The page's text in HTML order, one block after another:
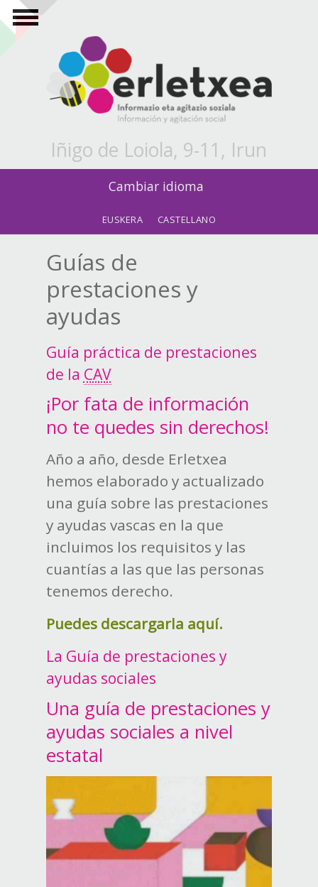
Pasar al contenido principal
Iñigo de Loiola, 9-11, Irun
Cambiar idioma
EUSKERA CASTELLANO
Guías de
prestaciones y
ayudas
Guía práctica de prestaciones
de la CAV
¡Por fata de información
no te quedes sin derechos!
Año a año, desde Erletxea
hemos elaborado y actualizado
una guía sobre las prestaciones
y ayudas vascas en la que
incluimos los requisitos y las
cuantías a las que las personas
tenemos derecho.
Puedes descargarla aquí.
La Guía de prestaciones y
ayudas sociales
Una guía de prestaciones y
ayudas sociales a nivel
estatal